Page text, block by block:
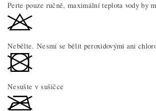
Perte pouze ručně, maximální teplota vody by
Nebělte. Nesmí se bělit peroxidovými ani
Nesušte v sušičce